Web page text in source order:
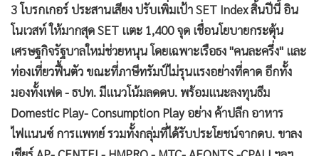
• Special Scoop
• เศรษฐกิจ-ธุรกิจ
• จีน
ชุมชน-คุณภาพชีวิต
อาชญากรรม
• Motoring
• เกม
3 โบรกเกอร์ ประสานเสียง ปรับเพิ่มเป้า SET Index สิ้นปีนี้ อิน
โนเวสท์ ให้มากสุด SET แตะ 1,400 จุด เชื่อนโยบายกระตุ้น
เศรษฐกิจรัฐบาลใหม่ช่วยหนุน โดยเฉพาะเรือธง "คนละครึ่ง" และ
ท่องเที่ยวฟื้นตัว ขณะที่ภาษีทรัมป์ไม่รุนแรงอย่างที่คาด อีกทั้ง
มองทั้งเฟด - ธปท. มีแนวโน้มลดดบ. พร้อมแนะลงทุนธีม
Domestic Play- Consumption Play อย่าง ค้าปลีก อาหาร
ไฟแนนซ์ การแพทย์ รวมทั้งกลุ่มที่ได้รับประโยชน์จากดบ. ขาลง